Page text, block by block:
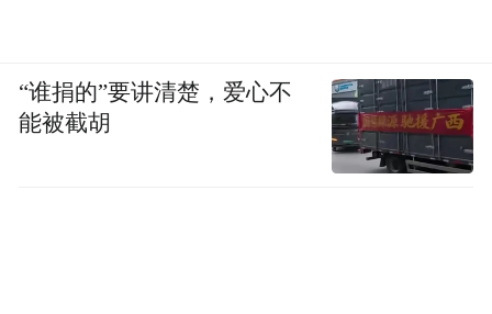
“谁捐的”要讲清楚，爱心不
能被截胡